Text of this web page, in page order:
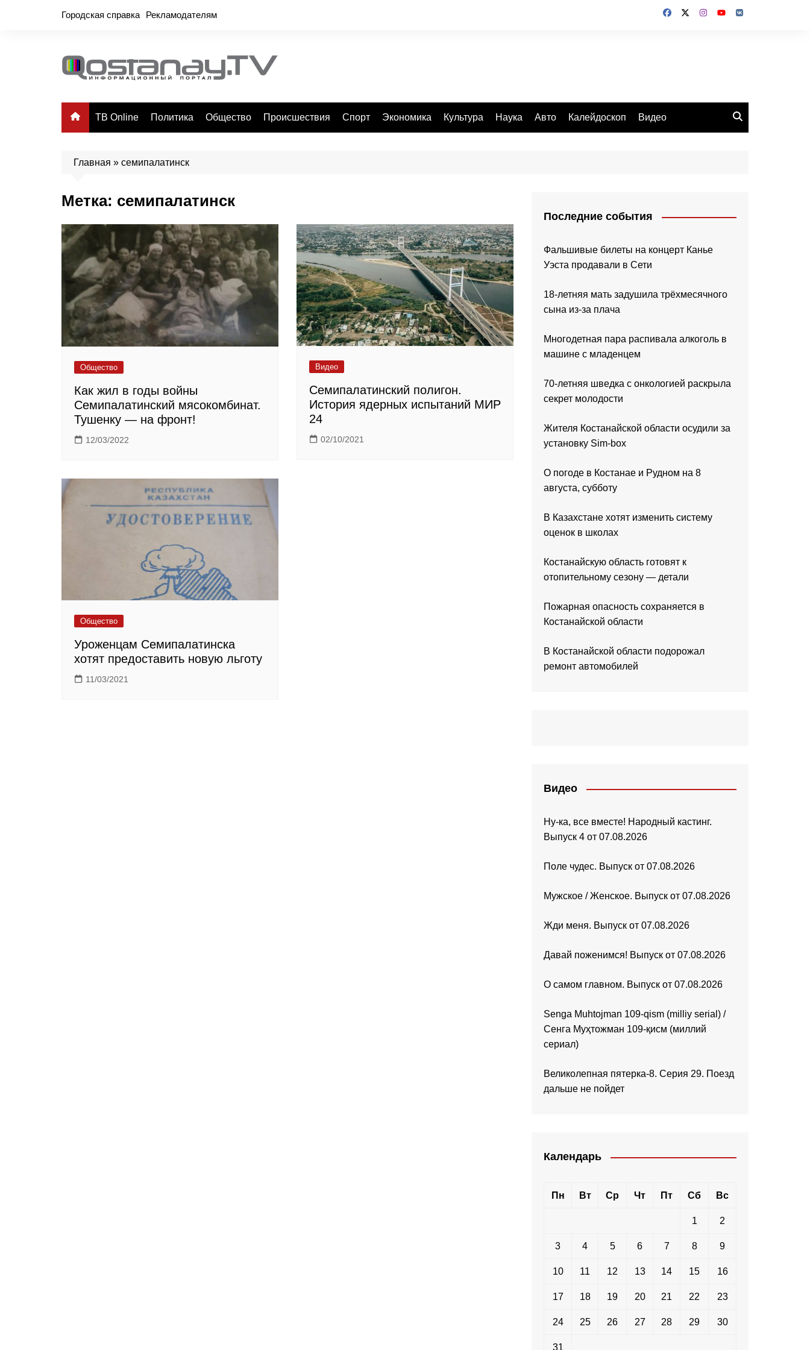
Городская справка Рекламодателям
ТВ Online Политика Общество Происшествия Спорт Экономика Культура Наука Авто Калейдоскоп Видео
Главная » семипалатинск
Метка: семипалатинск
Общество
Как жил в годы войны
Семипалатинский мясокомбинат.
Тушенку — на фронт!
12/03/2022
Видео
Семипалатинский полигон.
История ядерных испытаний МИР
24
02/10/2021
Общество
Уроженцам Семипалатинска
хотят предоставить новую льготу
11/03/2021
Последние события
Фальшивые билеты на концерт Канье
Уэста продавали в Сети
18-летняя мать задушила трёхмесячного
сына из-за плача
Многодетная пара распивала алкоголь в
машине с младенцем
70-летняя шведка с онкологией раскрыла
секрет молодости
Жителя Костанайской области осудили за
установку Sim-box
О погоде в Костанае и Рудном на 8
августа, субботу
В Казахстане хотят изменить систему
оценок в школах
Костанайскую область готовят к
отопительному сезону — детали
Пожарная опасность сохраняется в
Костанайской области
В Костанайской области подорожал
ремонт автомобилей
Видео
Ну-ка, все вместе! Народный кастинг.
Выпуск 4 от 07.08.2026
Поле чудес. Выпуск от 07.08.2026
Мужское / Женское. Выпуск от 07.08.2026
Жди меня. Выпуск от 07.08.2026
Давай поженимся! Выпуск от 07.08.2026
О самом главном. Выпуск от 07.08.2026
Senga Muhtojman 109-qism (milliy serial) /
Сенга Муҳтожман 109-қисм (миллий
сериал)
Великолепная пятерка-8. Серия 29. Поезд
дальше не пойдет
Календарь
Пн Вт Ср Чт Пт Сб Вс
1 2
3 4 5 6 7 8 9
10 11 12 13 14 15 16
17 18 19 20 21 22 23
24 25 26 27 28 29 30
31